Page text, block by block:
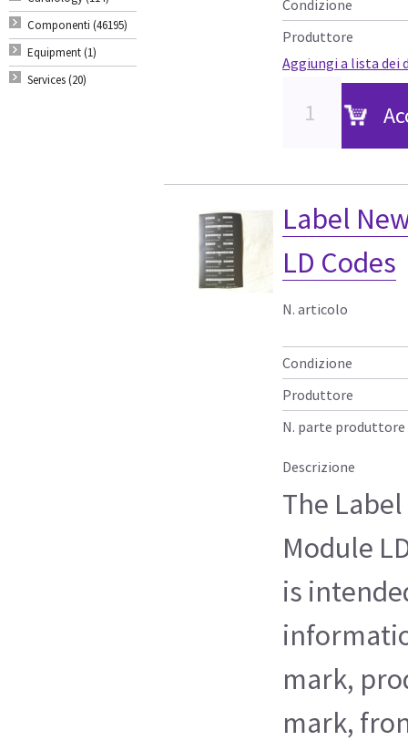
Componenti (46195)
Equipment (1)
Services (20)
Condizione
Produttore
Aggiungi a lista dei
Label
LD Codes
N. articolo
Condizione
Produttore
N. parte produttore
Descrizione
The
Module
is
mark,
mark,